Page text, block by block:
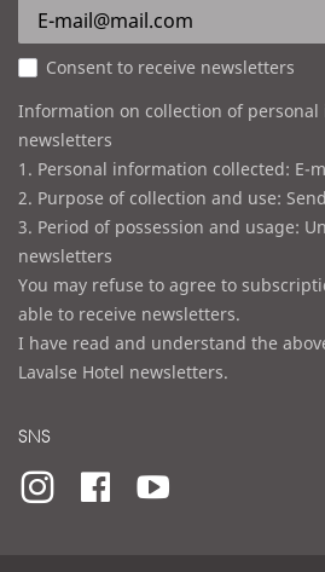
e
s
sConsent to receive newsletters
Information on collection of
newsletters
1. Personal information collected: E-
2. Purpose of collection and use:
3. Period of possession and usage:
newsletters
You may refuse to agree to
able to receive newsletters.
I have read and understand the
Lavalse Hotel newsletters.
SNS